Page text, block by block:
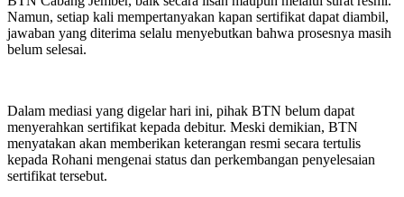
Namun, setiap kali mempertanyakan kapan sertifikat dapat diambil,
jawaban yang diterima selalu menyebutkan bahwa prosesnya masih
belum selesai.
Dalam mediasi yang digelar hari ini, pihak BTN belum dapat
menyerahkan sertifikat kepada debitur. Meski demikian, BTN
menyatakan akan memberikan keterangan resmi secara tertulis
kepada Rohani mengenai status dan perkembangan penyelesaian
sertifikat tersebut.